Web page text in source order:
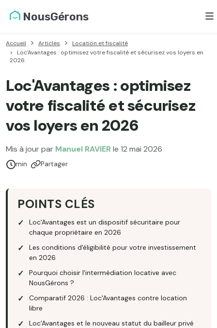
NousGérons
Accueil Articles
Location et fiscalité
Loc'Avantages : optimisez votre fiscalité et sécurisez vos loyers en
2026
Loc'Avantages : optimisez
votre fiscalité et sécurisez
vos loyers en 2026
Mis à jour par Manuel RAVIER le 12 mai 2026
Temps de lecture :
min Partager
POINTS CLÉS
Loc'Avantages est un dispositif sécuritaire pour
chaque propriétaire en 2026
Les conditions d'éligibilité pour votre investissement
en 2026
Pourquoi choisir l'intermédiation locative avec
NousGérons ?
Comparatif 2026 : Loc'Avantages contre location
libre
Loc'Avantages et le nouveau statut du bailleur privé